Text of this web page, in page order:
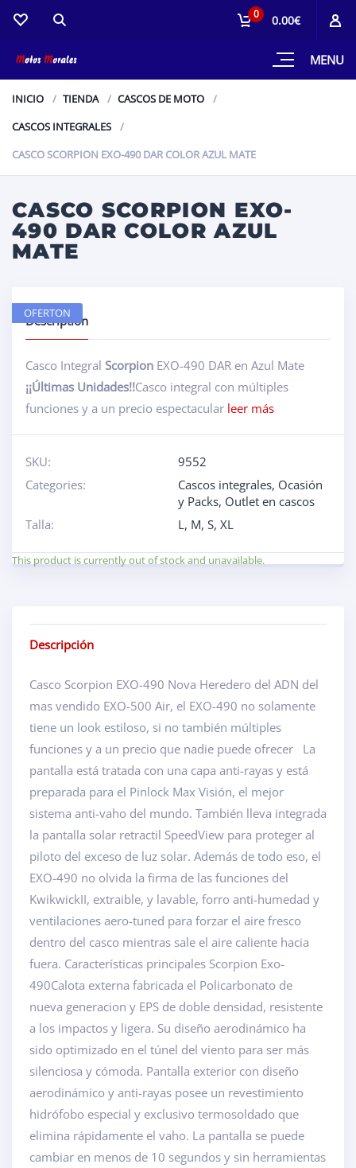
MENU
0 0.00€
INICIO TIENDA
CASCOS DE MOTO
CASCOS INTEGRALES
CASCO SCORPION EXO-490 DAR COLOR AZUL MATE
CASCO SCORPION EXO-
490 DAR COLOR AZUL
MATE
Description
Casco Integral ScorpionEXO-490 DAR en Azul Mate
¡¡Últimas Unidades!!Casco integral con múltiples
funciones y a un precio espectacular leer más
SKU:
9552
Categories:
Cascos integrales, Ocasión
y Packs, Outlet en cascos
Talla:
L, M, S, XL
This product is currently out of stock and unavailable.
OFERTON
Descripción
Casco Scorpion EXO-490 Nova Heredero del ADN del
mas vendido EXO-500 Air, el EXO-490 no solamente
tiene un look estiloso, si no también múltiples
funciones y a un precio que nadie puede ofrecer La
pantalla está tratada con una capa anti-rayas y está
preparada para el Pinlock Max Visión, el mejor
sistema anti-vaho del mundo. También lleva integrada
la pantalla solar retractil SpeedView para proteger al
piloto del exceso de luz solar. Además de todo eso, el
EXO-490 no olvida la firma de las funciones del
KwikwickII, extraible, y lavable, forro anti-humedad y
ventilaciones aero-tuned para forzar el aire fresco
dentro del casco mientras sale el aire caliente hacia
fuera. Características principales Scorpion Exo-
490Calota externa fabricada el Policarbonato de
nueva generacion y EPS de doble densidad, resistente
a los impactos y ligera. Su diseño aerodinámico ha
sido optimizado en el túnel del viento para ser más
silenciosa y cómoda. Pantalla exterior con diseño
aerodinámico y anti-rayas posee un revestimiento
hidrófobo especial y exclusivo termosoldado que
elimina rápidamente el vaho. La pantalla se puede
cambiar en menos de 10 segundos y sin herramientas